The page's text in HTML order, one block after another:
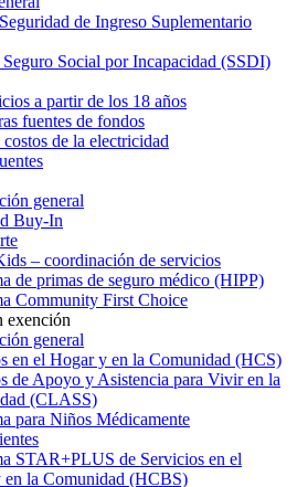
de Ingreso Suplementario
Social por Incapacidad (SSDI)
a partir de los 18 años
fuentes de fondos
de la electricidad
general
Buy-In
– coordinación de servicios
de primas de seguro médico (HIPP)
Community First Choice
exención
general
en el Hogar y en la Comunidad (HCS)
de Apoyo y Asistencia para Vivir en la
(CLASS)
para Niños Médicamente
STAR+PLUS de Servicios en el
en la Comunidad (HCBS)